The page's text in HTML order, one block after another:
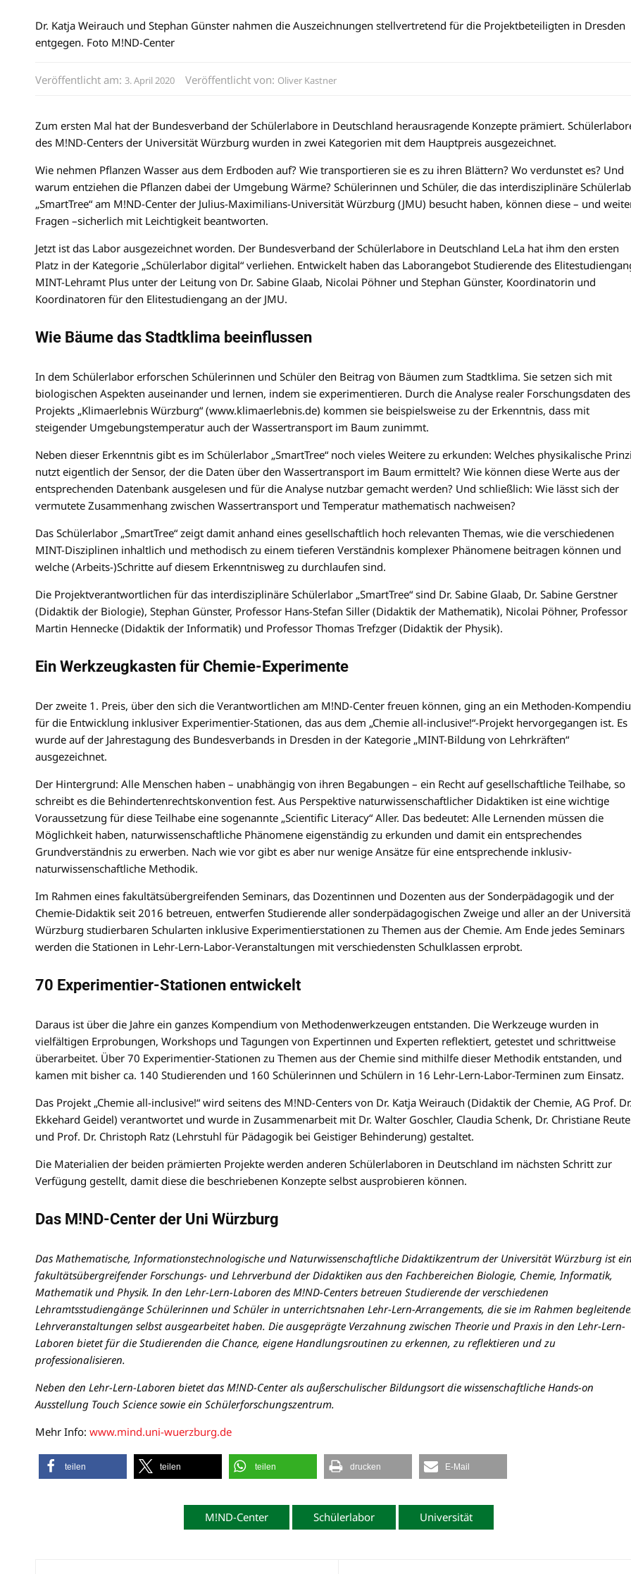
Dr. Katja Weirauch und Stephan Günster nahmen die Auszeichnungen stellvertretend für die Projektbeteiligten in Dresden
entgegen. Foto M!ND-Center
Veröffentlicht am: 3. April 2020 Veröffentlicht von: Oliver Kastner
Zum ersten Mal hat der Bundesverband der Schülerlabore in Deutschland herausragende Konzepte prämiert.
des M!ND-Centers der Universität Würzburg wurden in zwei Kategorien mit dem Hauptpreis ausgezeichnet.
Wie nehmen Pflanzen Wasser aus dem Erdboden auf? Wie transportieren sie es zu ihren Blättern? Wo verdunstet es? Und
warum entziehen die Pflanzen dabei der Umgebung Wärme? Schülerinnen und Schüler, die das interdisziplinäre
„SmartTree“ am M!ND-Center der Julius-Maximilians-Universität Würzburg (JMU) besucht haben, können diese – und
Fragen –sicherlich mit Leichtigkeit beantworten.
Jetzt ist das Labor ausgezeichnet worden. Der Bundesverband der Schülerlabore in Deutschland LeLa hat ihm den ersten
Platz in der Kategorie „Schülerlabor digital“ verliehen. Entwickelt haben das Laborangebot Studierende des
MINT-Lehramt Plus unter der Leitung von Dr. Sabine Glaab, Nicolai Pöhner und Stephan Günster, Koordinatorin und
Koordinatoren für den Elitestudiengang an der JMU.
Wie Bäume das Stadtklima beeinflussen
In dem Schülerlabor erforschen Schülerinnen und Schüler den Beitrag von Bäumen zum Stadtklima. Sie setzen sich mit
biologischen Aspekten auseinander und lernen, indem sie experimentieren. Durch die Analyse realer Forschungsdaten des
Projekts „Klimaerlebnis Würzburg“ (www.klimaerlebnis.de) kommen sie beispielsweise zu der Erkenntnis, dass mit
steigender Umgebungstemperatur auch der Wassertransport im Baum zunimmt.
Neben dieser Erkenntnis gibt es im Schülerlabor „SmartTree“ noch vieles Weitere zu erkunden: Welches physikalische
nutzt eigentlich der Sensor, der die Daten über den Wassertransport im Baum ermittelt? Wie können diese Werte aus der
entsprechenden Datenbank ausgelesen und für die Analyse nutzbar gemacht werden? Und schließlich: Wie lässt sich der
vermutete Zusammenhang zwischen Wassertransport und Temperatur mathematisch nachweisen?
Das Schülerlabor „SmartTree“ zeigt damit anhand eines gesellschaftlich hoch relevanten Themas, wie die verschiedenen
MINT-Disziplinen inhaltlich und methodisch zu einem tieferen Verständnis komplexer Phänomene beitragen können und
welche (Arbeits-)Schritte auf diesem Erkenntnisweg zu durchlaufen sind.
Die Projektverantwortlichen für das interdisziplinäre Schülerlabor „SmartTree“ sind Dr. Sabine Glaab, Dr. Sabine Gerstner
(Didaktik der Biologie), Stephan Günster, Professor Hans-Stefan Siller (Didaktik der Mathematik), Nicolai Pöhner, Professor
Martin Hennecke (Didaktik der Informatik) und Professor Thomas Trefzger (Didaktik der Physik).
Ein Werkzeugkasten für Chemie-Experimente
Der zweite 1. Preis, über den sich die Verantwortlichen am M!ND-Center freuen können, ging an ein Methoden-
für die Entwicklung inklusiver Experimentier-Stationen, das aus dem „Chemie all-inclusive!“-Projekt hervorgegangen ist. Es
wurde auf der Jahrestagung des Bundesverbands in Dresden in der Kategorie „MINT-Bildung von Lehrkräften“
ausgezeichnet.
Der Hintergrund: Alle Menschen haben – unabhängig von ihren Begabungen – ein Recht auf gesellschaftliche Teilhabe, so
schreibt es die Behindertenrechtskonvention fest. Aus Perspektive naturwissenschaftlicher Didaktiken ist eine wichtige
Voraussetzung für diese Teilhabe eine sogenannte „Scientific Literacy“ Aller. Das bedeutet: Alle Lernenden müssen die
Möglichkeit haben, naturwissenschaftliche Phänomene eigenständig zu erkunden und damit ein entsprechendes
Grundverständnis zu erwerben. Nach wie vor gibt es aber nur wenige Ansätze für eine entsprechende inklusiv-
naturwissenschaftliche Methodik.
Im Rahmen eines fakultätsübergreifenden Seminars, das Dozentinnen und Dozenten aus der Sonderpädagogik und der
Chemie-Didaktik seit 2016 betreuen, entwerfen Studierende aller sonderpädagogischen Zweige und aller an der
Würzburg studierbaren Schularten inklusive Experimentierstationen zu Themen aus der Chemie. Am Ende jedes Seminars
werden die Stationen in Lehr-Lern-Labor-Veranstaltungen mit verschiedensten Schulklassen erprobt.
70 Experimentier-Stationen entwickelt
Daraus ist über die Jahre ein ganzes Kompendium von Methodenwerkzeugen entstanden. Die Werkzeuge wurden in
vielfältigen Erprobungen, Workshops und Tagungen von Expertinnen und Experten reflektiert, getestet und schrittweise
überarbeitet. Über 70 Experimentier-Stationen zu Themen aus der Chemie sind mithilfe dieser Methodik entstanden, und
kamen mit bisher ca. 140 Studierenden und 160 Schülerinnen und Schülern in 16 Lehr-Lern-Labor-Terminen zum Einsatz.
Das Projekt „Chemie all-inclusive!“ wird seitens des M!ND-Centers von Dr. Katja Weirauch (Didaktik der Chemie, AG Prof.
Ekkehard Geidel) verantwortet und wurde in Zusammenarbeit mit Dr. Walter Goschler, Claudia Schenk, Dr. Christiane
und Prof. Dr. Christoph Ratz (Lehrstuhl für Pädagogik bei Geistiger Behinderung) gestaltet.
Die Materialien der beiden prämierten Projekte werden anderen Schülerlaboren in Deutschland im nächsten Schritt zur
Verfügung gestellt, damit diese die beschriebenen Konzepte selbst ausprobieren können.
Das M!ND-Center der Uni Würzburg
Das Mathematische, Informationstechnologische und Naturwissenschaftliche Didaktikzentrum der Universität Würzburg ist
fakultätsübergreifender Forschungs- und Lehrverbund der Didaktiken aus den Fachbereichen Biologie, Chemie, Informatik,
Mathematik und Physik. In den Lehr-Lern-Laboren des M!ND-Centers betreuen Studierende der verschiedenen
Lehramtsstudiengänge Schülerinnen und Schüler in unterrichtsnahen Lehr-Lern-Arrangements, die sie im Rahmen
Lehrveranstaltungen selbst ausgearbeitet haben. Die ausgeprägte Verzahnung zwischen Theorie und Praxis in den Lehr-Lern-
Laboren bietet für die Studierenden die Chance, eigene Handlungsroutinen zu erkennen, zu reflektieren und zu
professionalisieren.
Neben den Lehr-Lern-Laboren bietet das M!ND-Center als außerschulischer Bildungsort die wissenschaftliche Hands-on
Ausstellung Touch Science sowie ein Schülerforschungszentrum.
Mehr Info: www.mind.uni-wuerzburg.de
teilen teilen teilen drucken E-Mail
M!ND-Center Schülerlabor Universität